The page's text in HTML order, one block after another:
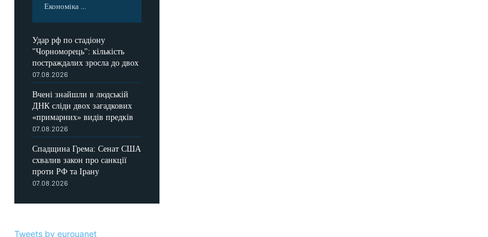
Економіка ...
Удар рф по стадіону
"Чорноморець": кількість
постраждалих зросла до двох
07.08.2026
Вчені знайшли в людській
ДНК сліди двох загадкових
«примарних» видів предків
07.08.2026
Спадщина Грема: Сенат США
схвалив закон про санкції
проти РФ та Ірану
07.08.2026
Tweets by eurouanet